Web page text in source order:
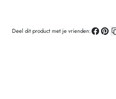
Deel dit product met je vrienden: